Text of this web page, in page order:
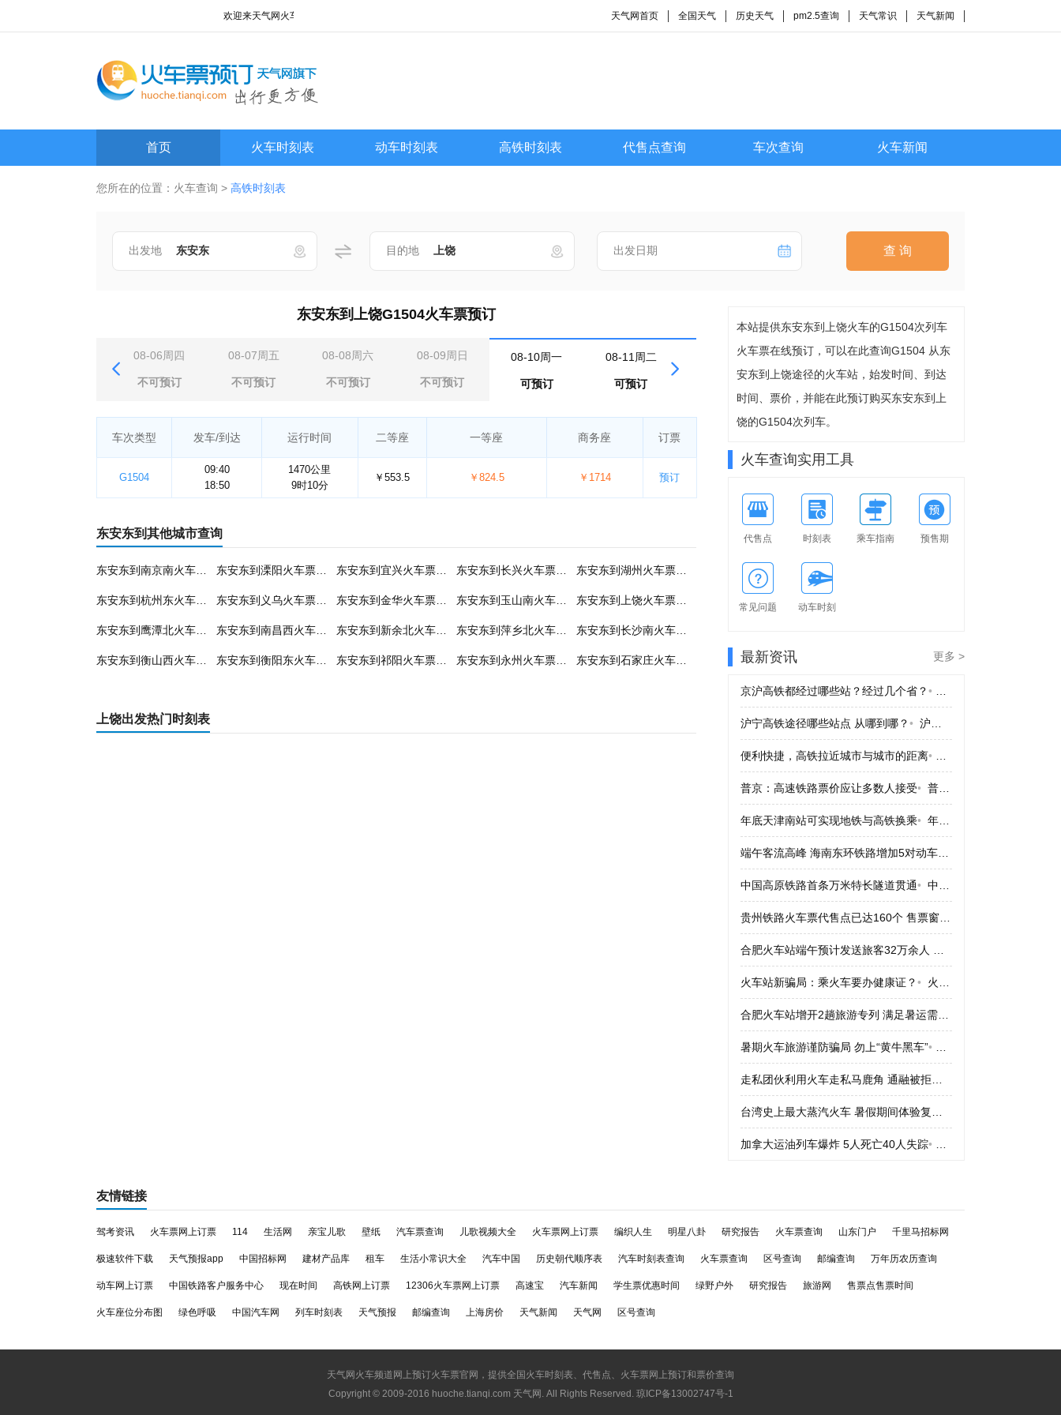
欢迎来天气网火车查询频道! 天气网首页 全国天气 历史天气 pm2.5查询 天气常识 天气新闻
首页 火车时刻表 动车时刻表 高铁时刻表 代售点查询 车次查询 火车新闻
您所在的位置： 火车查询 > 高铁时刻表
出发地 目的地 出发日期 查 询
东安东到上饶G1504火车票预订
08-06周四
不可预订
08-07周五
不可预订
08-08周六
不可预订
08-09周日
不可预订
08-10周一
可预订
08-11周二
可预订
08-12周三
可预订
车次类型 发车/到达 运行时间 二等座 一等座 商务座 订票
G1504
09:40
18:50
1470公里
9时10分
￥553.5 ￥824.5 ￥1714 预订
东安东到其他城市查询
上饶出发热门时刻表
本站提供东安东到上饶火车的G1504次列车
火车票在线预订，可以在此查询G1504 从东
安东到上饶途径的火车站，始发时间、到达
时间、票价，并能在此预订购买东安东到上
饶的G1504次列车。
火车查询实用工具
代售点 时刻表 乘车指南 预售期
常见问题 动车时刻
最新资讯 更多 >
京沪高铁都经过哪些站？经过几个省？•
沪宁高铁途径哪些站点 从哪到哪？• 沪宁高铁途径哪些站点 从哪到哪？
便利快捷，高铁拉近城市与城市的距离•
普京：高速铁路票价应让多数人接受• 普京：高速铁路票价应让多数人接受
年底天津南站可实现地铁与高铁换乘• 年底天津南站可实现地铁与高铁换乘
中国高原铁路首条万米特长隧道贯通• 中国高原铁路首条万米特长隧道贯通
火车站新骗局：乘火车要办健康证？• 火车站新骗局：乘火车要办健康证？
暑期火车旅游谨防骗局 勿上“黄牛黑车”•
加拿大运油列车爆炸 5人死亡40人失踪•
友情链接
驾考资讯 火车票网上订票 114 生活网 亲宝儿歌 壁纸 汽车票查询 儿歌视频大全 火车票网上订票 编织人生 明星八卦 研究报告 火车票查询 山东门户 千里马招标网
极速软件下载 天气预报app 中国招标网 建材产品库 租车 生活小常识大全 汽车中国 历史朝代顺序表 汽车时刻表查询 火车票查询 区号查询 邮编查询 万年历农历查询
动车网上订票 中国铁路客户服务中心 现在时间 高铁网上订票 12306火车票网上订票 高速宝 汽车新闻 学生票优惠时间 绿野户外 研究报告 旅游网 售票点售票时间
火车座位分布图 绿色呼吸 中国汽车网 列车时刻表 天气预报 邮编查询 上海房价 天气新闻 天气网 区号查询
天气网火车频道网上预订火车票官网，提供全国火车时刻表、代售点、火车票网上预订和票价查询
Copyright © 2009-2016 huoche.tianqi.com 天气网 . All Rights Reserved. 琼ICP备13002747号-1